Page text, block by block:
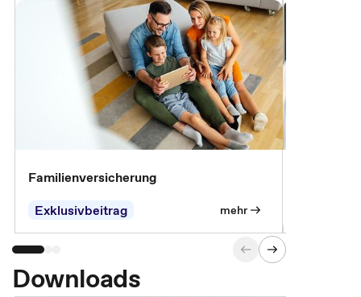
Familienversicherung
Exklusivbeitrag
mehr
Downloads